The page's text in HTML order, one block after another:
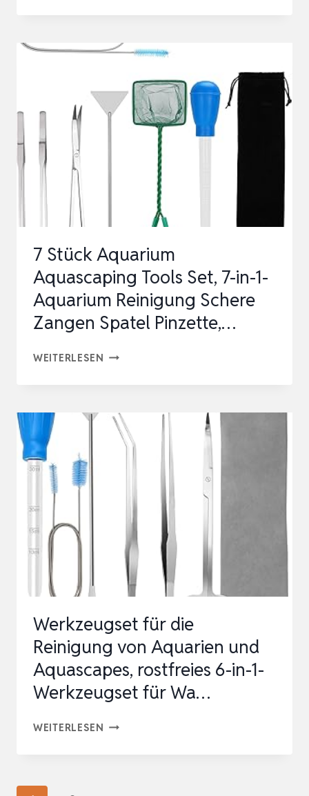
KIT
AQUASCAPING
KOMPLETT
TERRARIUM
WERKZEUG
7 Stück Aquarium
Aquascaping Tools Set, 7-in-1-
Aquarium Reinigung Schere
Zangen Spatel Pinzette,…
WEITERLESEN 7
AQUASCAPING
TOOLS
AQUARIUM
REINIGUNG
SCHERE
SPATEL
PINZETTE,
…
Werkzeugset für die
Reinigung von Aquarien und
Aquascapes, rostfreies 6-in-1-
Werkzeugset für Wa…
WEITERLESEN WERKZEUGSET